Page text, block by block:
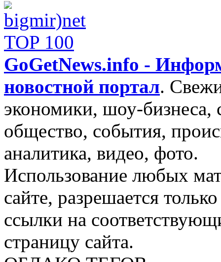
GoGetNews.info -
новостной портал.
экономики, шоу-бизнеса,
общество, события,
аналитика, видео, фото.
Использование любых
сайте, разрешается
ссылки на
страницу сайта.